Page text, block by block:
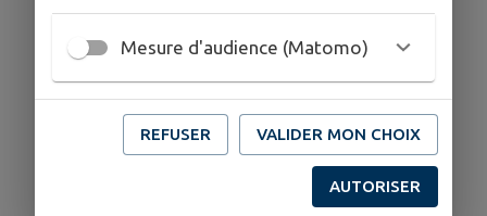
Mesure d'audience (Matomo)
REFUSER VALIDER MON CHOIX
AUTORISER